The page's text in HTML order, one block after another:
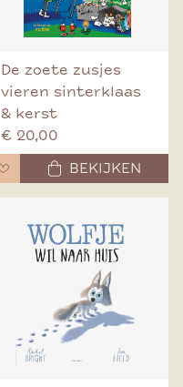
De zoete zusjes
vieren sinterklaas
& kerst
€ 20,00
BEKIJKEN